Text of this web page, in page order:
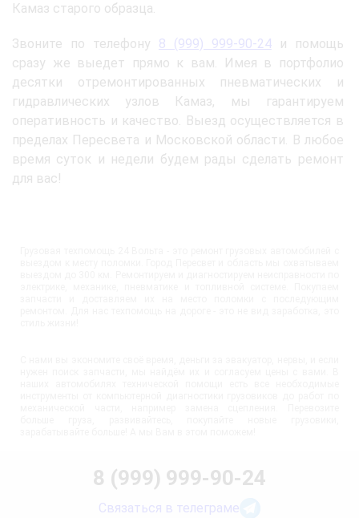
Камаз старого образца.
Звоните по телефону 8 (999) 999-90-24и помощь
сразу же выедет прямо к вам. Имея в портфолио
десятки отремонтированных пневматических и
гидравлических узлов Камаз, мы гарантируем
оперативность и качество. Выезд осуществляется в
пределах Пересвета и Московской области. В любое
время суток и недели будем рады сделать ремонт
для вас!
8 (999) 999-90-24
Связаться в телеграме